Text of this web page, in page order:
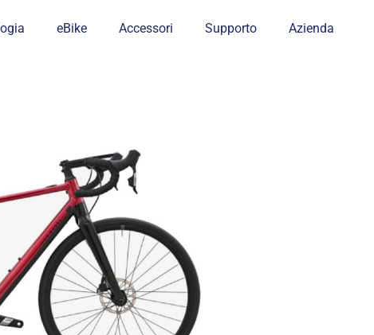
eBike Accessori Supporto Azienda